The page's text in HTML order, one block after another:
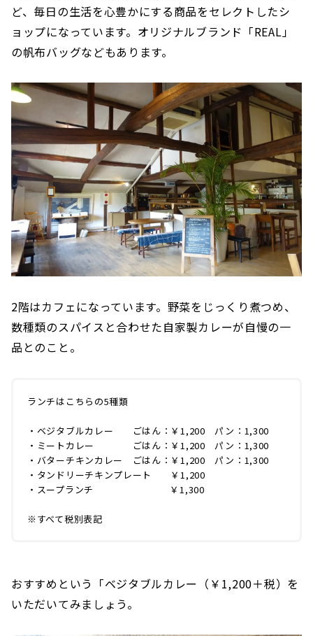
ど、毎日の生活を心豊かにする商品をセレクトしたシ
ョップになっています。オリジナルブランド「REAL」
の帆布バッグなどもあります。
2階はカフェになっています。野菜をじっくり煮つめ、
数種類のスパイスと合わせた自家製カレーが自慢の一
品とのこと。
ランチはこちらの5種類
・ベジタブルカレー ごはん：￥1,200 パン：1,300
・ミートカレー ごはん：￥1,200 パン：1,300
・バターチキンカレー ごはん：￥1,200 パン：1,300
・タンドリーチキンプレート ￥1,200
・スープランチ ￥1,300
※すべて税別表記
おすすめという「ベジタブルカレー（￥1,200＋税）を
いただいてみましょう。